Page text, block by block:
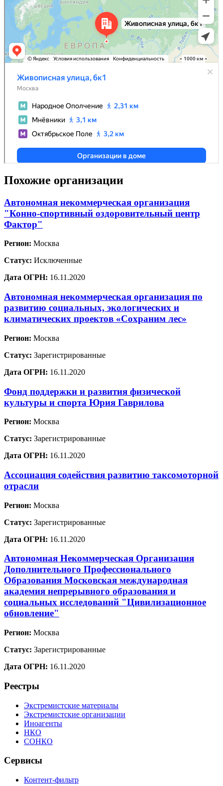
Похожие организации
Автономная некоммерческая организация
"Конно-спортивный оздоровительный центр
Фактор"
Регион: Москва
Статус: Исключенные
Дата ОГРН: 16.11.2020
Автономная некоммерческая организация по
развитию социальных, экологических и
климатических проектов «Сохраним лес»
Регион: Москва
Статус: Зарегистрированные
Дата ОГРН: 16.11.2020
Фонд поддержки и развития физической
культуры и спорта Юрия Гаврилова
Регион: Москва
Статус: Зарегистрированные
Дата ОГРН: 16.11.2020
Ассоциация содействия развитию таксомоторной
отрасли
Регион: Москва
Статус: Зарегистрированные
Дата ОГРН: 16.11.2020
Автономная Некоммерческая Организация
Дополнительного Профессионального
Образования Московская международная
академия непрерывного образования и
социальных исследований "Цивилизационное
обновление"
Регион: Москва
Статус: Зарегистрированные
Дата ОГРН: 16.11.2020
Реестры
Экстремистские материалы
Экстремистские организации
Иноагенты
НКО
СОНКО
Сервисы
Контент-фильтр